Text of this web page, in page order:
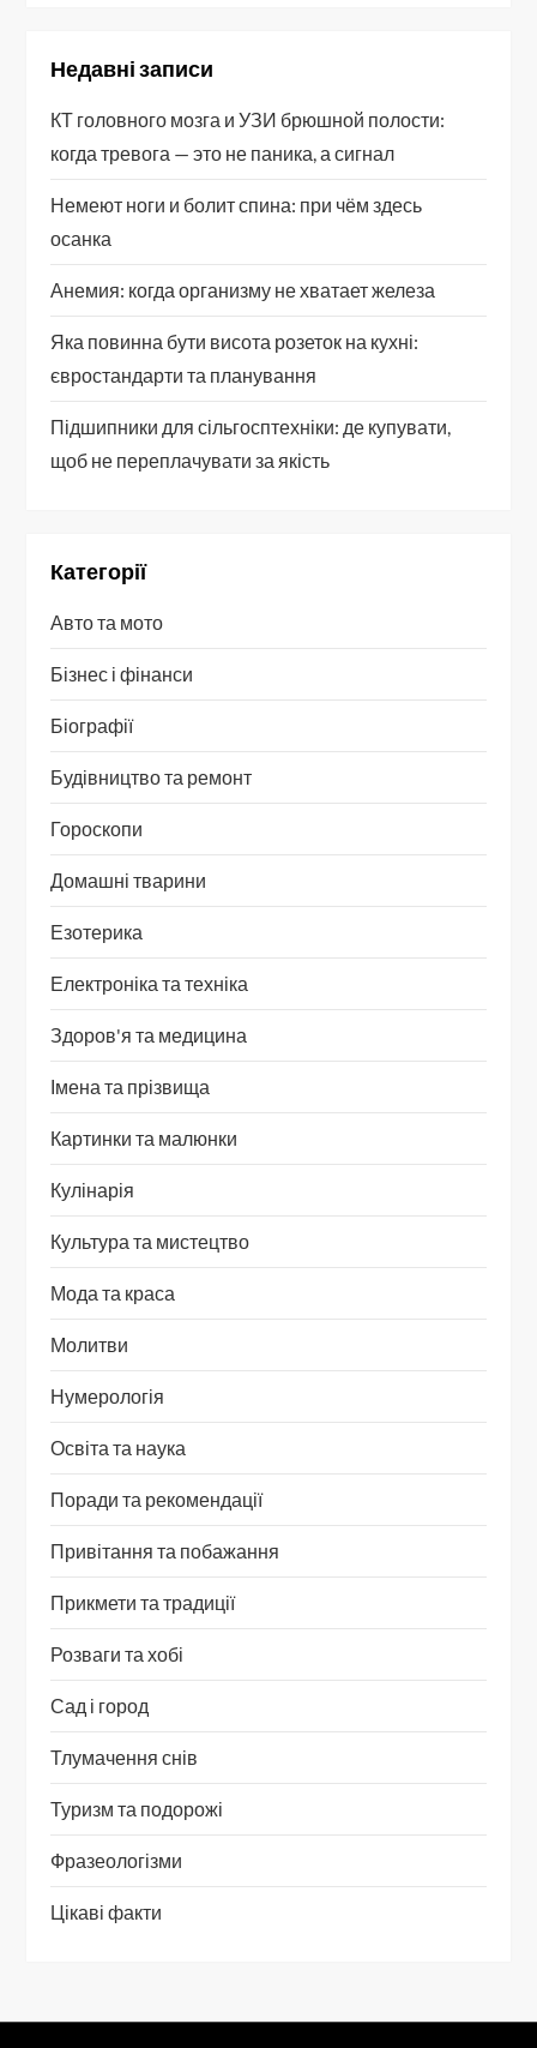
Недавні записи
КТ головного мозга и УЗИ брюшной полости:
когда тревога — это не паника, а сигнал
Немеют ноги и болит спина: при чём здесь
осанка
Анемия: когда организму не хватает железа
Яка повинна бути висота розеток на кухні:
євростандарти та планування
Підшипники для сільгосптехніки: де купувати,
щоб не переплачувати за якість
Категорії
Авто та мото
Бізнес і фінанси
Біографії
Будівництво та ремонт
Гороскопи
Домашні тварини
Езотерика
Електроніка та техніка
Здоров'я та медицина
Імена та прізвища
Картинки та малюнки
Кулінарія
Культура та мистецтво
Мода та краса
Молитви
Нумерологія
Освіта та наука
Поради та рекомендації
Привітання та побажання
Прикмети та традиції
Розваги та хобі
Сад і город
Тлумачення снів
Туризм та подорожі
Фразеологізми
Цікаві факти